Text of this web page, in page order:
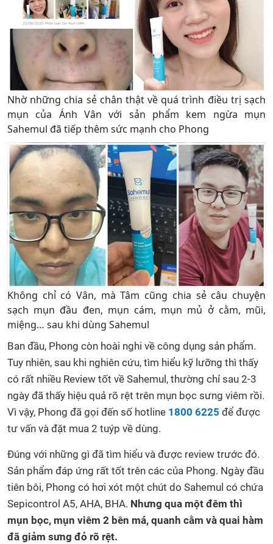
Nhờ những chia sẻ chân thật về quá trình điều trị sạch
mụn của Ánh Vân với sản phẩm kem ngừa mụn
Sahemul đã tiếp thêm sức mạnh cho Phong
Không chỉ có Vân, mà Tâm cũng chia sẻ câu chuyện
sạch mụn đầu đen, mụn cám, mụn mủ ở cằm, mũi,
miệng… sau khi dùng Sahemul
Ban đầu, Phong còn hoài nghi về công dụng sản phẩm.
Tuy nhiên, sau khi nghiên cứu, tìm hiểu kỹ lưỡng thì thấy
có rất nhiều Review tốt về Sahemul, thường chỉ sau 2-3
ngày đã thấy hiệu quả rõ rệt trên mụn bọc sưng viêm rồi.
Vì vậy, Phong đã gọi đến số hotline 1800 6225 để được
tư vấn và đặt mua 2 tuýp về dùng.
Đúng với những gì đã tìm hiểu và được review trước đó.
Sản phẩm đáp ứng rất tốt trên các của Phong. Ngày đầu
tiên bôi, Phong có hơi xót một chút do Sahemul có chứa
Sepicontrol A5, AHA, BHA. Nhưng qua một đêm thì
mụn bọc, mụn viêm 2 bên má, quanh cằm và quai hàm
đã giảm sưng đỏ rõ rệt.